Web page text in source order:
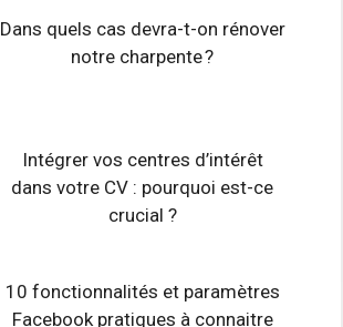
Dans quels cas devra-t-on rénover
notre charpente ?
Intégrer vos centres d’intérêt
dans votre CV : pourquoi est-ce
crucial ?
10 fonctionnalités et paramètres
Facebook pratiques à connaitre